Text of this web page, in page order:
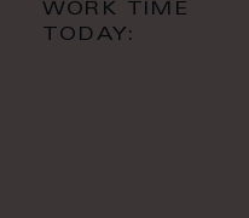
WORK TIME
TODAY: